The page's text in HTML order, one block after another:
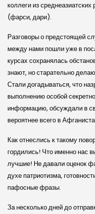
коллеги из
(фарси, дари).
Разговоры о предстоящей
между нами пошли уже в
курсах сохранялась
знают, но старательно
Стали догадываться, что
выполнению особой
информацию, обсуждали в
вероятнее всего в
Как отнеслись к такому
гордились! Что именно нас
лучшие! Не давали оценок
духе патриотизма,
пафосные фразы.
За несколько дней до